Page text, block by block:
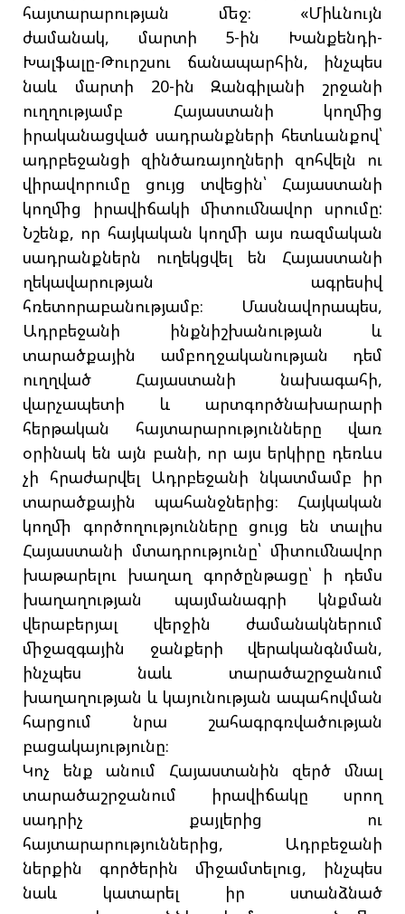
հայտարարության մեջ։ «Միևնույն
ժամանակ, մարտի 5-ին Խանքենդի-
Խալֆալը-Թուրշսու ճանապարհին, ինչպես
նաև մարտի 20-ին Զանգիլանի շրջանի
ուղղությամբ Հայաստանի կողմից
իրականացված սադրանքների հետևանքով՝
ադրբեջանցի զինծառայողների զոհվելն ու
վիրավորումը ցույց տվեցին՝ Հայաստանի
կողմից իրավիճակի միտումնավոր սրումը:
Նշենք, որ հայկական կողմի այս ռազմական
սադրանքներն ուղեկցվել են Հայաստանի
ղեկավարության ագրեսիվ
հռետորաբանությամբ։ Մասնավորապես,
Ադրբեջանի ինքնիշխանության և
տարածքային ամբողջականության դեմ
ուղղված Հայաստանի նախագահի,
վարչապետի և արտգործնախարարի
հերթական հայտարարությունները վառ
օրինակ են այն բանի, որ այս երկիրը դեռևս
չի հրաժարվել Ադրբեջանի նկատմամբ իր
տարածքային պահանջներից։ Հայկական
կողմի գործողությունները ցույց են տալիս
Հայաստանի մտադրությունը՝ միտումնավոր
խաթարելու խաղաղ գործընթացը՝ ի դեմս
խաղաղության պայմանագրի կնքման
վերաբերյալ վերջին ժամանակներում
միջազգային ջանքերի վերականգնման,
ինչպես նաև տարածաշրջանում
խաղաղության և կայունության ապահովման
հարցում նրա շահագրգռվածության
բացակայությունը։
Կոչ ենք անում Հայաստանին զերծ մնալ
տարածաշրջանում իրավիճակը սրող
սադրիչ քայլերից ու
հայտարարություններից, Ադրբեջանի
ներքին գործերին միջամտելուց, ինչպես
նաև կատարել իր ստանձնած